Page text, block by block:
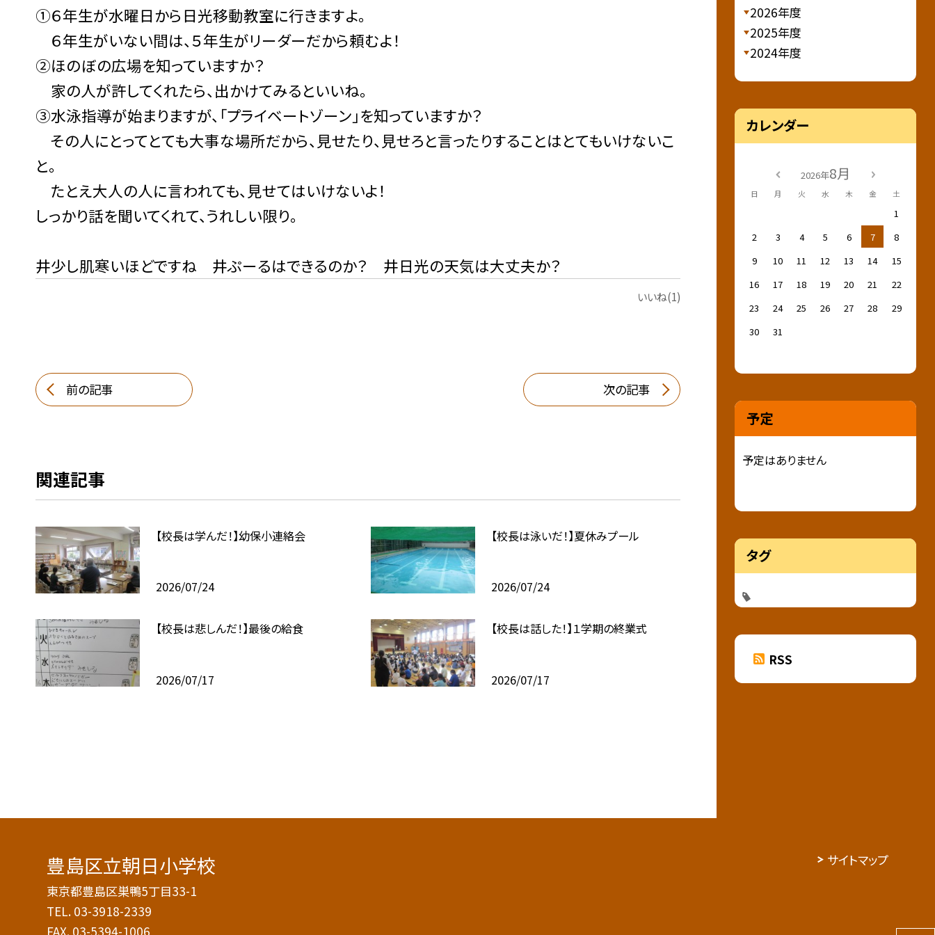
①６年生が水曜日から日光移動教室に行きますよ。
６年生がいない間は、５年生がリーダーだから頼むよ！
②ほのぼの広場を知っていますか？
家の人が許してくれたら、出かけてみるといいね。
③水泳指導が始まりますが、「プライベートゾーン」を知っていますか？
その人にとってとても大事な場所だから、見せたり、見せろと言ったりすることはとてもいけないこ
と。
たとえ大人の人に言われても、見せてはいけないよ！
しっかり話を聞いてくれて、うれしい限り。
井少し肌寒いほどですね 井ぷーるはできるのか？ 井日光の天気は大丈夫か？
いいね(1)
前の記事 次の記事
関連記事
【校長は学んだ！】幼保小連絡会
2026/07/24
【校長は泳いだ！】夏休みプール
2026/07/24
【校長は悲しんだ！】最後の給食
2026/07/17
【校長は話した！】１学期の終業式
2026/07/17
2026年度
2025年度
2024年度
カレンダー
2026年8月
日 月 火 水 木 金 土
1
2
3 4 5 6 7
8
9
10 11 12 13 14
15
16
17 18 19 20 21
22
23
24 25 26 27 28
29
30
31
予定
予定はありません
タグ
RSS
豊島区立朝日小学校
東京都豊島区巣鴨5丁目33-1
TEL. 03-3918-2339
FAX. 03-5394-1006
サイトマップ